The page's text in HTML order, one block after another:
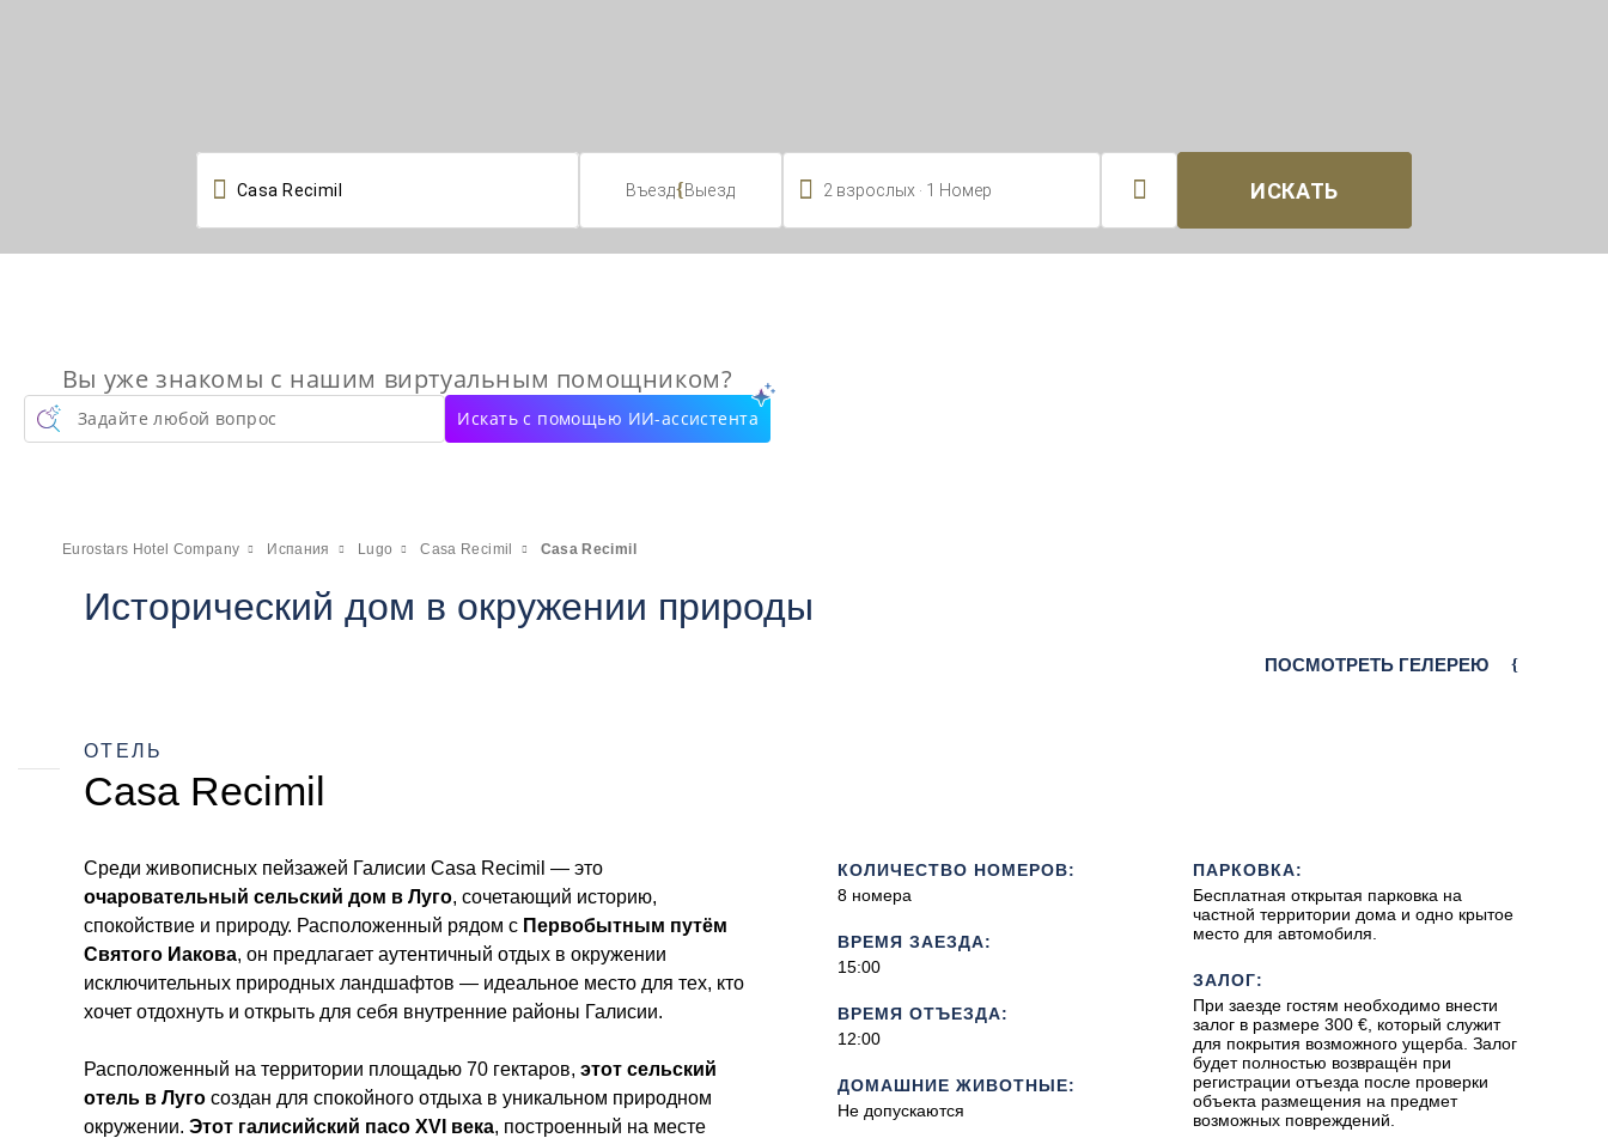
 Въезд{Выезд  2 взрослых 1 Номер  ИСКАТЬ
Вы уже знакомы с нашим виртуальным помощником?
Задайте любой вопрос Искать с помощью ИИ-ассистента
Eurostars Hotel Company Испания Lugo Casa Recimil Casa Recimil
Исторический дом в окружении природы
ПОСМОТРЕТЬ ГЕЛЕРЕЮ
ОТЕЛЬ
Casa Recimil
Среди живописных пейзажей Галисии Casa Recimil — это
очаровательный сельский дом в Луго, сочетающий историю,
спокойствие и природу. Расположенный рядом с Первобытным путём
Святого Иакова, он предлагает аутентичный отдых в окружении
исключительных природных ландшафтов — идеальное место для тех, кто
хочет отдохнуть и открыть для себя внутренние районы Галисии.
Расположенный на территории площадью 70 гектаров, этот сельский
отель в Луго создан для спокойного отдыха в уникальном природном
окружении. Этот галисийский пасо XVI века, построенный на месте
КОЛИЧЕСТВО НОМЕРОВ:
8 номера
ВРЕМЯ ЗАЕЗДА:
15:00
ВРЕМЯ ОТЪЕЗДА:
12:00
ДОМАШНИЕ ЖИВОТНЫЕ:
Не допускаются
ПАРКОВКА:
Бесплатная открытая парковка на
частной территории дома и одно крытое
место для автомобиля.
ЗАЛОГ:
При заезде гостям необходимо внести
залог в размере 300 €, который служит
для покрытия возможного ущерба. Залог
будет полностью возвращён при
регистрации отъезда после проверки
объекта размещения на предмет
возможных повреждений.